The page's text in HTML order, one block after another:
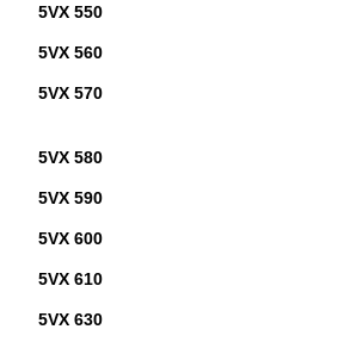
5VX 550
5VX 560
5VX 570
5VX 580
5VX 590
5VX 600
5VX 610
5VX 630